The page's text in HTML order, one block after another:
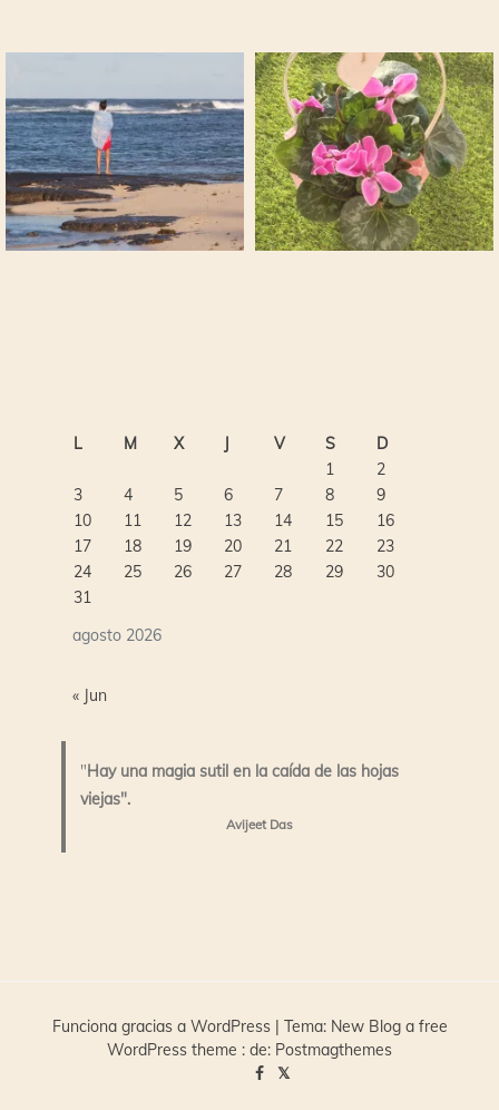
agosto 2026
L M X J V S
D
1
2
3
4 5 6 7 8
9
10
11 12 13 14 15
16
17
18 19 20 21 22
23
24
25 26 27 28 29
30
31
« Jun
"Hay una magia sutil en la caída de las hojas
viejas".
Avijeet Das
Funciona gracias a WordPress | Tema: New Blog a free
WordPress theme : de: Postmagthemes